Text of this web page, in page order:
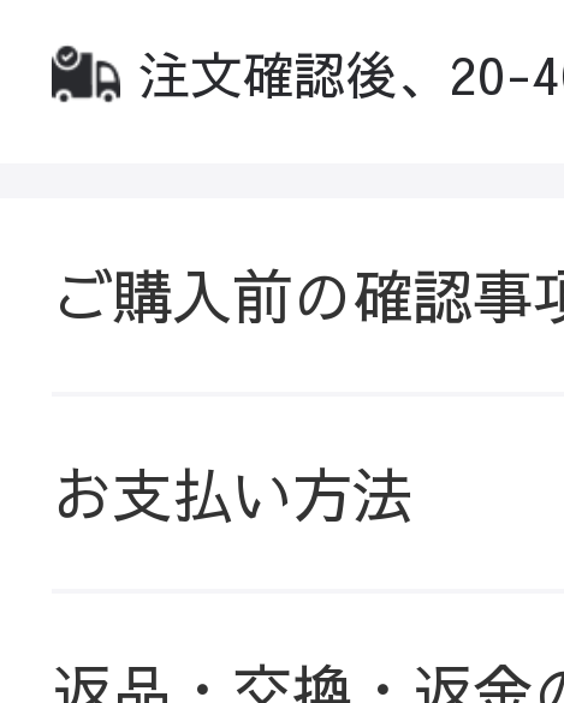
注文確認後、20-
ご購入前の確認事
お支払い方法